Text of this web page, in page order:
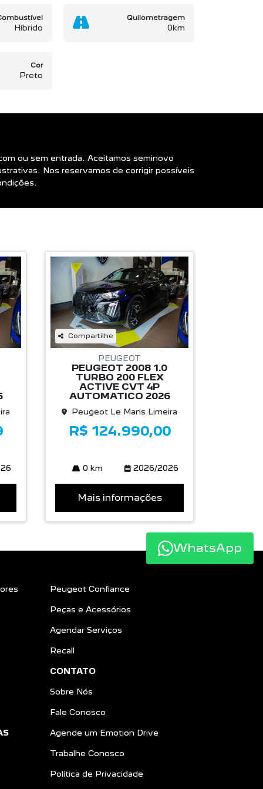
Híbrido
Quilometragem
0km
Cor
Preto
ou sem entrada. Aceitamos seminovo
Nos reservamos de corrigir possíveis
Compartilhe
PEUGEOT
PEUGEOT 2008 1.0
TURBO 200 FLEX
ACTIVE CVT 4P
AUTOMATICO 2026
Peugeot Le Mans Limeira
R$ 124.990,00
0 km 2026/2026
Mais informações
Peugeot Confiance
Peças e Acessórios
Agendar Serviços
Recall
CONTATO
Sobre Nós
Fale Conosco
Agende um Emotion Drive
Trabalhe Conosco
Política de Privacidade
WhatsApp